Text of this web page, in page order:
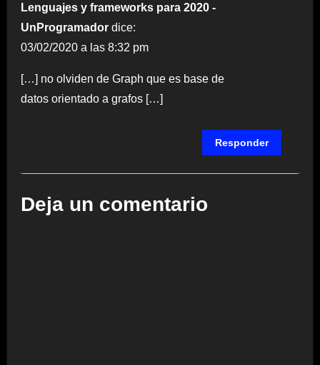
Lenguajes y frameworks para 2020 -
UnProgramador dice:
03/02/2020 a las 8:32 pm
[…] no olviden de Graph que es base de
datos orientado a grafos […]
Responder
Deja un comentario